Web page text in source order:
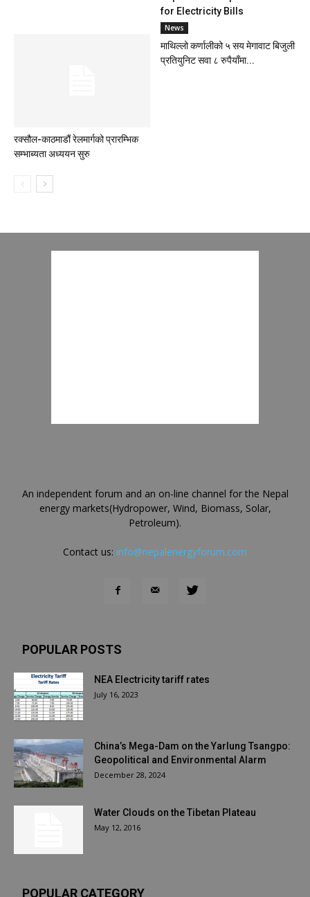
for Electricity Bills
रक्सौल-काठमाडौं रेलमार्गको प्रारम्भिक
सम्भाब्यता अध्ययन सुरु
News
माथिल्लो कर्णालीको ५ सय मेगावाट बिजुली
प्रतियुनिट सवा ८ रुपैयाँमा...
An independent forum and an on-line channel for the Nepal
energy markets(Hydropower, Wind, Biomass, Solar,
Petroleum).
Contact us: info@nepalenergyforum.com
POPULAR POSTS
NEA Electricity tariff rates
July 16, 2023
China’s Mega-Dam on the Yarlung Tsangpo:
Geopolitical and Environmental Alarm
December 28, 2024
Water Clouds on the Tibetan Plateau
May 12, 2016
POPULAR CATEGORY